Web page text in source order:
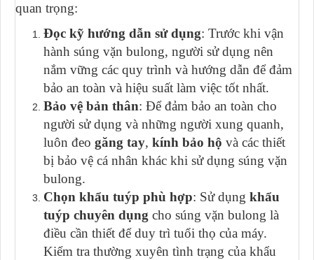
quan trọng:
Đọc kỹ hướng dẫn sử dụng: Trước khi vận
hành súng vặn bulong, người sử dụng nên
nắm vững các quy trình và hướng dẫn để đảm
bảo an toàn và hiệu suất làm việc tốt nhất.
Bảo vệ bản thân: Để đảm bảo an toàn cho
người sử dụng và những người xung quanh,
luôn đeo găng tay, kính bảo hộ và các thiết
bị bảo vệ cá nhân khác khi sử dụng súng vặn
bulong.
Chọn khẩu tuýp phù hợp: Sử dụng khẩu
tuýp chuyên dụng cho súng vặn bulong là
điều cần thiết để duy trì tuổi thọ của máy.
Kiểm tra thường xuyên tình trạng của khẩu